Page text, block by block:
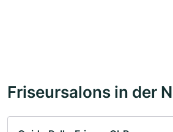
Friseursalons in der